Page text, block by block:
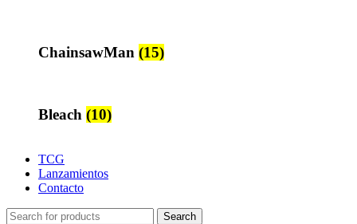
ChainsawMan (15)
Bleach (10)
TCG
Lanzamientos
Contacto
Search